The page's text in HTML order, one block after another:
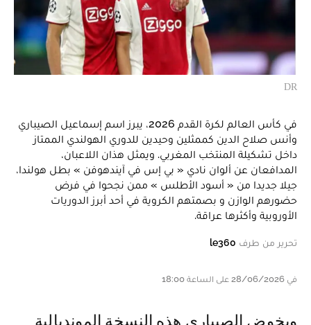
DR
في كأس العالم لكرة القدم 2026، يبرز اسم إسماعيل الصيباري
وأنس صلاح الدين كممثلين وحيدين للدوري الهولندي الممتاز
داخل تشكيلة المنتخب المغربي. ويمثل هذان اللاعبان،
المدافعان عن ألوان نادي « بي إس في آيندهوفن » بطل هولندا،
جيلا جديدا من « أسود الأطلس » ممن نجحوا في فرض
حضورهم الوازن و بصمتهم الكروية في أحد أبرز الدوريات
الأوروبية وأكثرها عراقة.
تحرير من طرف le360
في 28/06/2026 على الساعة 18:00